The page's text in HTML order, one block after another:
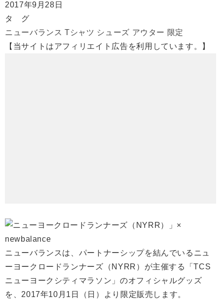
2017年9月28日
タ グ
ニューバランス Tシャツ シューズ アウター 限定
【当サイトはアフィリエイト広告を利用しています。】
ニューバランスは、パートナーシップを結んでいるニュ
ーヨークロードランナーズ（NYRR）が主催する「TCS
ニューヨークシティマラソン」のオフィシャルグッズ
を、2017年10月1日（日）より限定販売します。